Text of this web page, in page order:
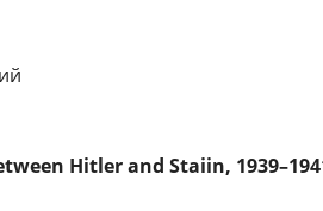
Hitler and Staiin,